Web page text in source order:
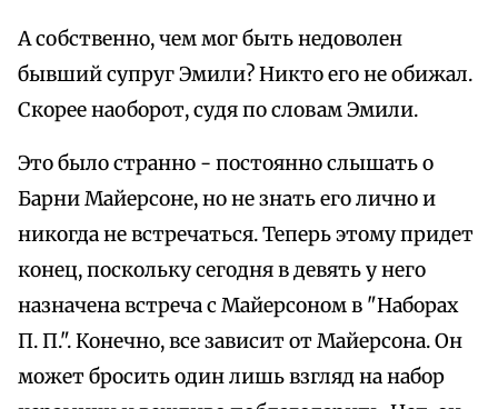
А собственно, чем мог быть недоволен
бывший супруг Эмили? Никто его не обижал.
Скорее наоборот, судя по словам Эмили.
Это было странно - постоянно слышать о
Барни Майерсоне, но не знать его лично и
никогда не встречаться. Теперь этому придет
конец, поскольку сегодня в девять у него
назначена встреча с Майерсоном в "Наборах
П. П.". Конечно, все зависит от Майерсона. Он
может бросить один лишь взгляд на набор